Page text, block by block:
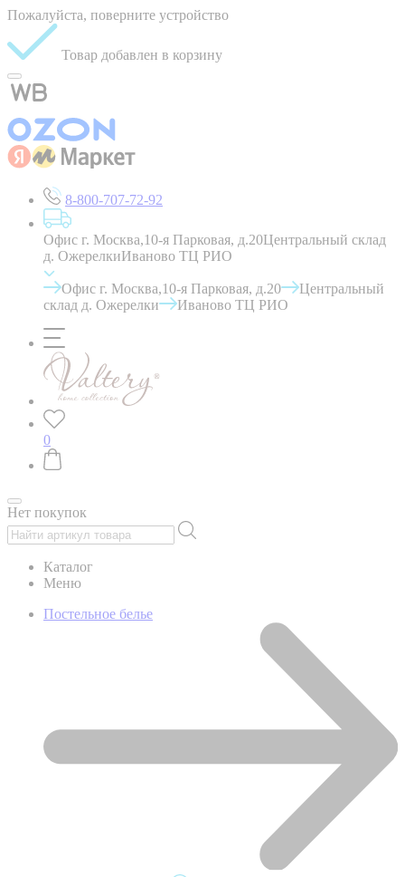
Пожалуйста, поверните устройство
Товар добавлен в корзину
8-800-707-72-92
Офис г. Москва,10-я Парковая, д.20Центральный склад
д. ОжерелкиИваново ТЦ РИО
Офис г. Москва,10-я Парковая, д.20
Центральный
склад д. Ожерелки
Иваново ТЦ РИО
0
Нет покупок
Каталог
Меню
Постельное белье